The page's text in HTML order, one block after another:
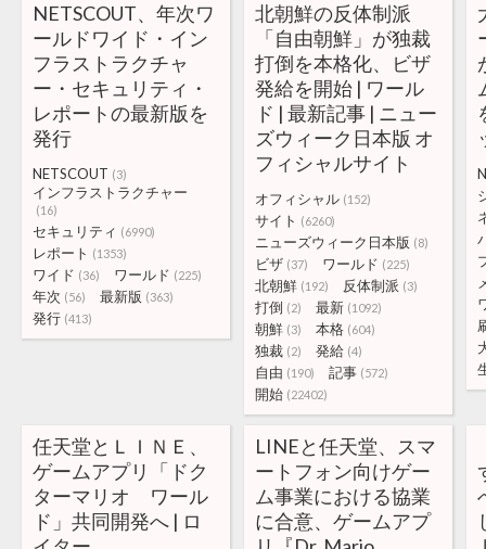
NETSCOUT、年次ワ
ールドワイド・イン
フラストラクチャ
ー・セキュリティ・
レポートの最新版を
発行
NETSCOUT (3)
インフラストラクチャー
(16)
セキュリティ (6990)
レポート (1353)
ワイド (36) ワールド (225)
年次 (56) 最新版 (363)
発行 (413)
北朝鮮の反体制派
「自由朝鮮」が独裁
打倒を本格化、ビザ
発給を開始 | ワール
ド | 最新記事 | ニュー
ズウィーク日本版 オ
フィシャルサイト
オフィシャル (152)
サイト (6260)
ニューズウィーク日本版 (8)
ビザ (37) ワールド (225)
北朝鮮 (192) 反体制派 (3)
打倒 (2) 最新 (1092)
朝鮮 (3) 本格 (604)
独裁 (2) 発給 (4)
自由 (190) 記事 (572)
開始 (22402)
任天堂とＬＩＮＥ、
ゲームアプリ「ドク
ターマリオ ワール
ド」共同開発へ | ロ
LINEと任天堂、スマ
ートフォン向けゲー
ム事業における協業
に合意、ゲームアプ